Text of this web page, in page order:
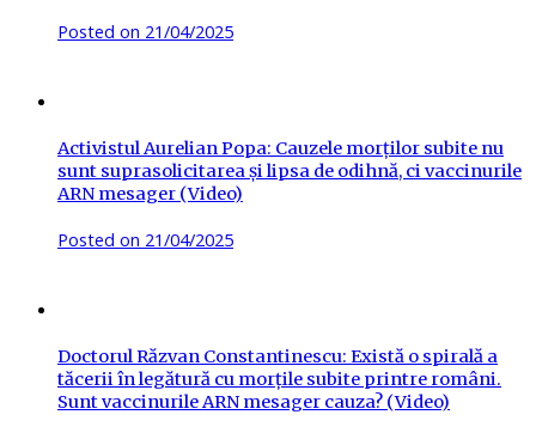
Posted on 21/04/2025
Activistul Aurelian Popa: Cauzele morților subite nu
sunt suprasolicitarea și lipsa de odihnă, ci vaccinurile
ARN mesager (Video)
Posted on 21/04/2025
Doctorul Răzvan Constantinescu: Există o spirală a
tăcerii în legătură cu morțile subite printre români.
Sunt vaccinurile ARN mesager cauza? (Video)